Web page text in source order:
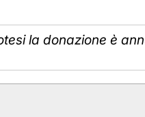
la donazione è